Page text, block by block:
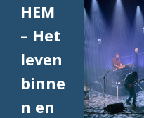
HEM
– Het
leven
binne
n en